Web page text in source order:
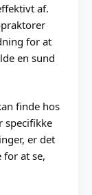
af.
for at
en sund
finde hos
specifikke
er det
for at se,